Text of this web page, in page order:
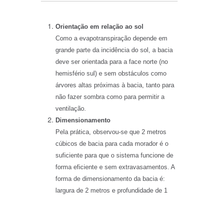
Orientação em relação ao sol
Como a evapotranspiração depende em
grande parte da incidência do sol, a bacia
deve ser orientada para a face norte (no
hemisfério sul) e sem obstáculos como
árvores altas próximas à bacia, tanto para
não fazer sombra como para permitir a
ventilação.
Dimensionamento
Pela prática, observou-se que 2 metros
cúbicos de bacia para cada morador é o
suficiente para que o sistema funcione de
forma eficiente e sem extravasamentos. A
forma de dimensionamento da bacia é:
largura de 2 metros e profundidade de 1